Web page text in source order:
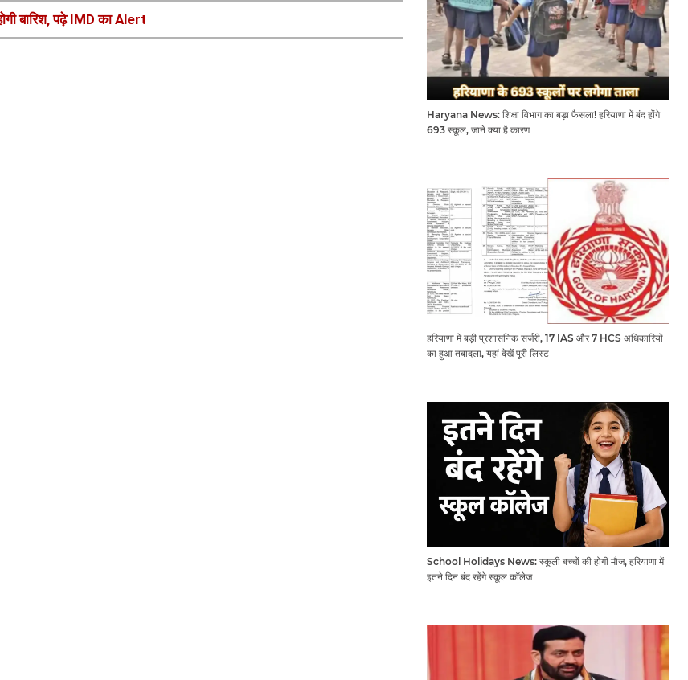
बारिश, पढ़े IMD का Alert
Haryana News: शिक्षा विभाग का बड़ा फैसला! हरियाणा में बंद होंगे
693 स्कूल, जाने क्या है कारण
हरियाणा में बड़ी प्रशासनिक सर्जरी, 17 IAS और 7 HCS अधिकारियों
का हुआ तबादला, यहां देखें पूरी लिस्ट
School Holidays News: स्कूली बच्चों की होगी मौज, हरियाणा में
इतने दिन बंद रहेंगे स्कूल कॉलेज